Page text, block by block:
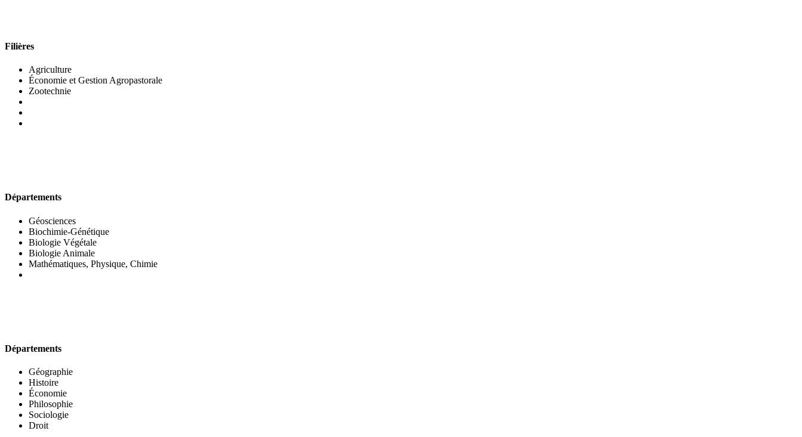
Filières
Agriculture
Économie et Gestion Agropastorale
Zootechnie
Départements
Géosciences
Biochimie-Génétique
Biologie Végétale
Biologie Animale
Mathématiques, Physique, Chimie
Départements
Géographie
Histoire
Économie
Philosophie
Sociologie
Droit